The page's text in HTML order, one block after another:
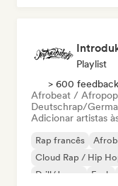
Playlist
> 600
Afrobeat / Afropop
Deutschrap/
Adicionar artistas
Rap francês
Cloud Rap / Hip
Drill/Jersey
Funk